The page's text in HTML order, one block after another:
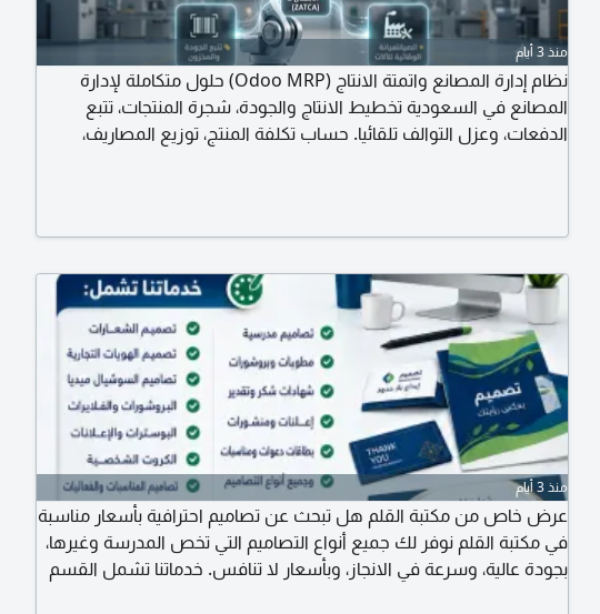
منذ 3 أيام
نظام إدارة المصانع واتمتة الانتاج (Odoo MRP) حلول متكاملة لإدارة
المصانع في السعودية تخطيط الانتاج والجودة، شجرة المنتجات، تتبع
الدفعات، وعزل التوالف تلقائيا. حساب تكلفة المنتج، توزيع المصاريف،
منذ 3 أيام
عرض خاص من مكتبة القلم هل تبحث عن تصاميم احترافية بأسعار مناسبة
في مكتبة القلم نوفر لك جميع أنواع التصاميم التي تخص المدرسة وغيرها،
بجودة عالية، وسرعة في الانجاز، وبأسعار لا تنافس. خدماتنا تشمل القسم